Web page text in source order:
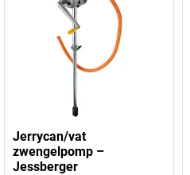
Jerrycan/vat
zwengelpomp –
Jessberger